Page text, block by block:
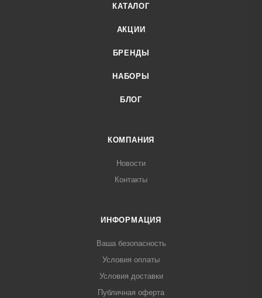
КАТАЛОГ
АКЦИИ
БРЕНДЫ
НАБОРЫ
БЛОГ
КОМПАНИЯ
Новости
Контакты
ИНФОРМАЦИЯ
Ваша безопасность
Условия оплаты
Условия доставки
Публичная оферта